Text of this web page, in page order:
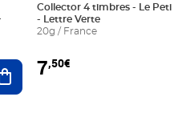
Ajouter au panier
Collector 4 timbres - Le Petit
- Lettre Verte
20g / France
7,50€